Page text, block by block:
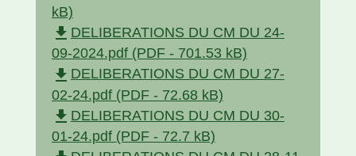
kB)
file_download DELIBERATIONS DU CM DU 24-
09-2024.pdf (PDF - 701.53 kB)
file_download DELIBERATIONS DU CM DU 27-
02-24.pdf (PDF - 72.68 kB)
file_download DELIBERATIONS DU CM DU 30-
01-24.pdf (PDF - 72.7 kB)